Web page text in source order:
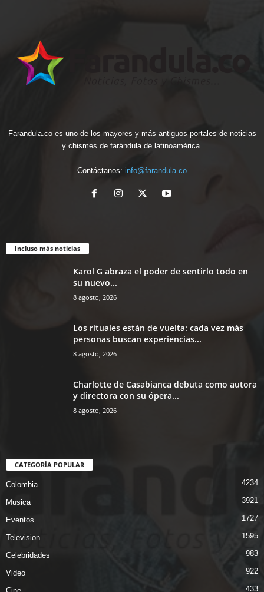
Farandula.co es uno de los mayores y más antiguos portales de noticias
y chismes de farándula de latinoamérica.
Contáctanos: info@farandula.co
Incluso más noticias
Karol G abraza el poder de sentirlo todo en
su nuevo...
8 agosto, 2026
Los rituales están de vuelta: cada vez más
personas buscan experiencias...
8 agosto, 2026
Charlotte de Casabianca debuta como autora
y directora con su ópera...
8 agosto, 2026
CATEGORÍA POPULAR
Colombia 4234
Musica 3921
Eventos 1727
Television 1595
Celebridades 983
Video 922
433